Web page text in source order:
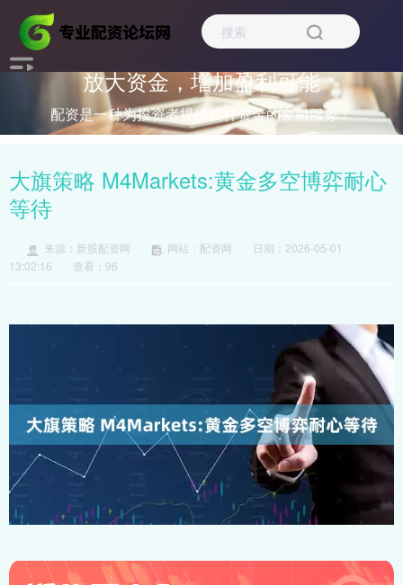
放大资金，增加盈利可能
配资是一种为投资者提供杠杆资金的金融服务！
大旗策略 M4Markets:黄金多空博弈耐心
等待
来源：新股配资网 网站：配资网
日期：2026-05-01
13:02:16
查看：96